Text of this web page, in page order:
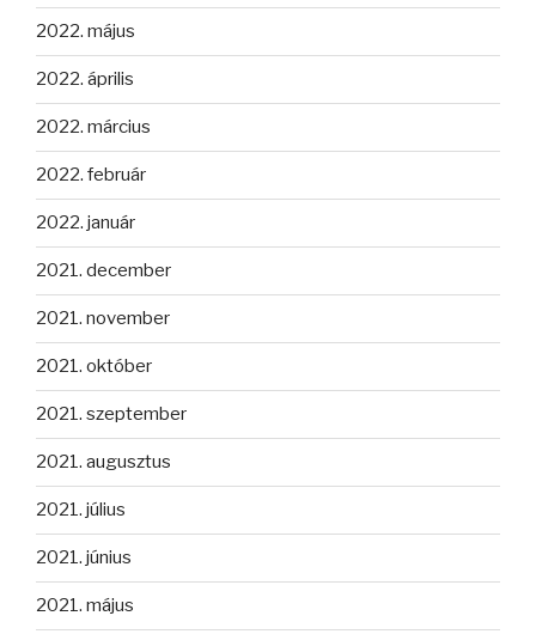
2022. május
2022. április
2022. március
2022. február
2022. január
2021. december
2021. november
2021. október
2021. szeptember
2021. augusztus
2021. július
2021. június
2021. május